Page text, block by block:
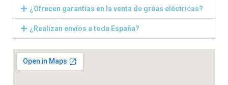
¿Ofrecen garantías en la venta de grúas eléctricas?
¿Realizan envíos a toda España?